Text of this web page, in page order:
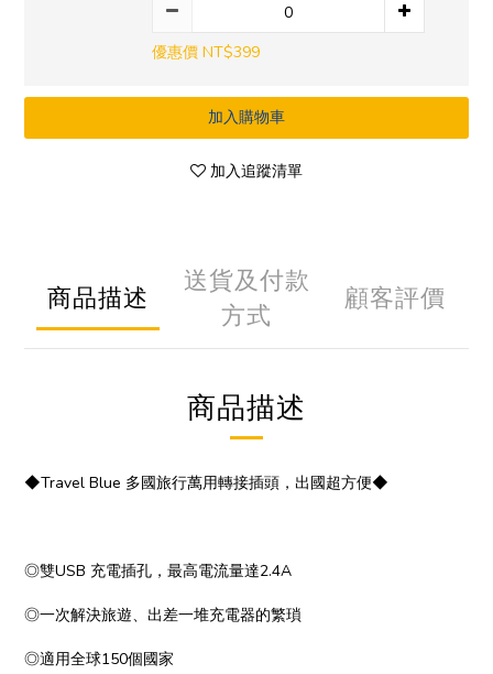
優惠價 NT$399
加入購物車
加入追蹤清單
商品描述
送貨及付款
方式
顧客評價
商品描述
◆Travel Blue 多國旅行萬用轉接插頭，出國超方便◆
◎雙USB 充電插孔，最高電流量達2.4A
◎一次解決旅遊、出差一堆充電器的繁瑣
◎適用全球150個國家